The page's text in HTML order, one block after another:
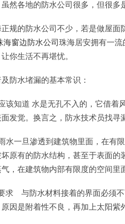
然各地的防水公司很多，但很多
规的防水公司不少，若是做屋
海窗边防水公司 珠海居安拥有一
你生活不再堪忧。
防水堵漏的基本常识：
该知道 水是无孔不入的，它借着
发觉。换言之，防水技术员找寻
水一旦渗透到建筑物里面，在有
原有的防水结构，甚至于表面
，在建筑物内部有限度的空间里
求 与防水材料接着的界面必须
因是附着性不良，再加上太阳紫